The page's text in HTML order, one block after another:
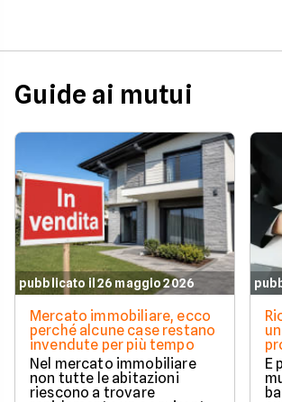
Guide ai mutui
pubblicato il 26 maggio 2026
Mercato immobiliare, ecco
perché alcune case restano
invendute per più tempo
Nel mercato immobiliare
non tutte le abitazioni
riescono a trovare
È